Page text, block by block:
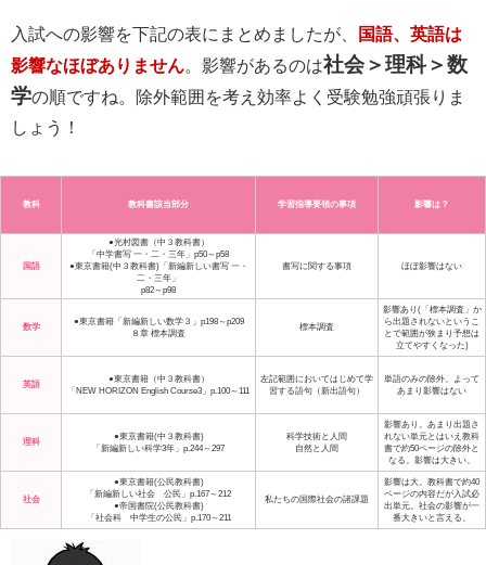
入試への影響を下記の表にまとめましたが、
国語、英語は
影響なほぼありません。影響があるのは社会＞理科＞数
学の順ですね。除外範囲を考え効率よく受験勉強頑張りま
しょう！
教科 教科書該当部分 学習指導要領の事項 影響は？
国語
●光村図書（中３教科書）
「中学書写 一・二・三年」p50～p58
●東京書籍(中３教科書)「新編新しい書写 一・
二・三年」
p82～p98
書写に関する事項 ほぼ影響はない
数学
●東京書籍「新編新しい数学３」p198～p209
８章 標本調査
標本調査
影響あり(「標本調査」か
ら出題されないというこ
とで範囲が狭まり予想は
立てやすくなった)
英語
●東京書籍（中３教科書）
「NEW HORIZON English Course3」p.100～111
左記範囲においてはじめて学
習する語句（新出語句）
単語のみの除外。よって
あまり影響はない
理科
●東京書籍(中３教科書)
「新編新しい科学3年」p.244～297
科学技術と人間
自然と人間
影響あり。あまり出題さ
れない単元とはいえ教科
書で約50ページの除外と
なる。影響は大きい。
社会
●東京書籍(公民教科書)
「新編新しい社会 公民」p.167～212
●帝国書院(公民教科書)
「社会科 中学生の公民」p.170～211
私たちの国際社会の諸課題
影響は大。教科書で約40
ページの内容だが入試必
出単元。社会の影響が一
番大きいと言える。